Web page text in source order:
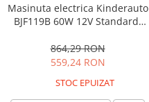
Masinuta electrica Kinderauto
BJF119B 60W 12V Standard,
864,29 RON
559,24 RON
STOC EPUIZAT